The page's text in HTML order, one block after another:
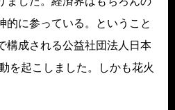
的に参っている。ということ
構成される公益社団法人日本
を起こしました。しかも花火